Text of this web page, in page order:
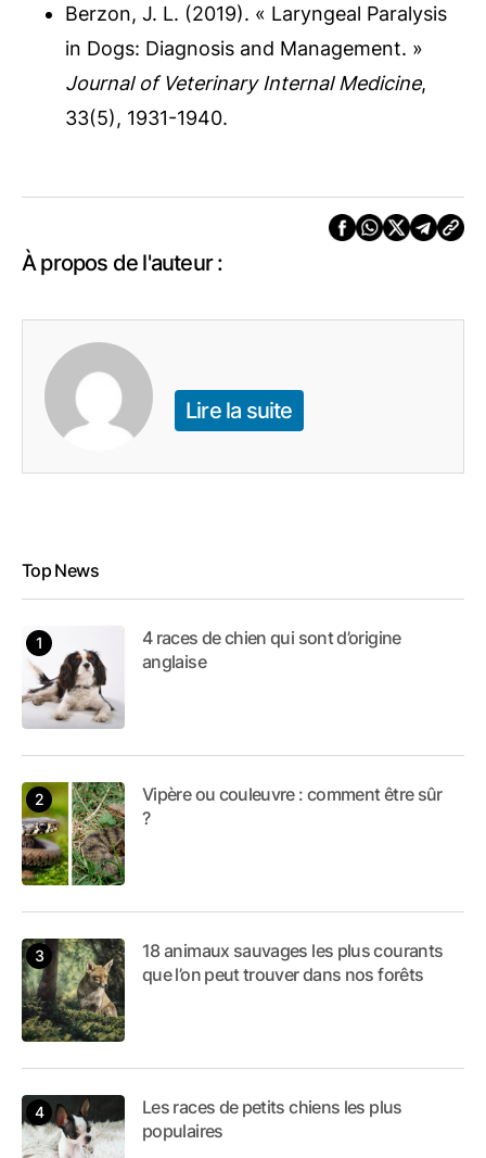
Berzon, J. L. (2019). « Laryngeal Paralysis
in Dogs: Diagnosis and Management. »
Journal of Veterinary Internal Medicine,
33(5), 1931-1940.
À propos de l'auteur :
Lire la suite
Top News
4 races de chien qui sont d’origine
anglaise
Vipère ou couleuvre : comment être sûr
?
18 animaux sauvages les plus courants
que l’on peut trouver dans nos forêts
Les races de petits chiens les plus
populaires